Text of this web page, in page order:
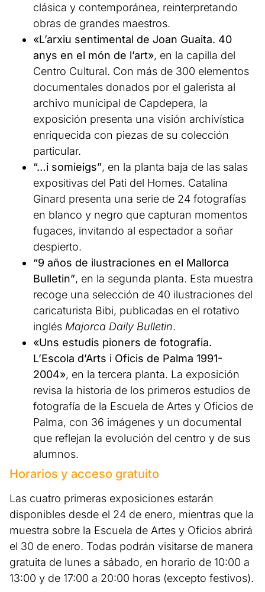
clásica y contemporánea, reinterpretando
obras de grandes maestros.
«L’arxiu sentimental de Joan Guaita. 40
anys en el món de l’art», en la capilla del
Centro Cultural. Con más de 300 elementos
documentales donados por el galerista al
archivo municipal de Capdepera, la
exposición presenta una visión archivística
enriquecida con piezas de su colección
particular.
“…i somieigs”, en la planta baja de las salas
expositivas del Pati del Homes. Catalina
Ginard presenta una serie de 24 fotografías
en blanco y negro que capturan momentos
fugaces, invitando al espectador a soñar
despierto.
“9 años de ilustraciones en el Mallorca
Bulletin”, en la segunda planta. Esta muestra
recoge una selección de 40 ilustraciones del
caricaturista Bibi, publicadas en el rotativo
inglés Majorca Daily Bulletin.
«Uns estudis pioners de fotografia.
L’Escola d’Arts i Oficis de Palma 1991-
2004», en la tercera planta. La exposición
revisa la historia de los primeros estudios de
fotografía de la Escuela de Artes y Oficios de
Palma, con 36 imágenes y un documental
que reflejan la evolución del centro y de sus
alumnos.
Horarios y acceso gratuito
Las cuatro primeras exposiciones estarán
disponibles desde el 24 de enero, mientras que la
muestra sobre la Escuela de Artes y Oficios abrirá
el 30 de enero. Todas podrán visitarse de manera
gratuita de lunes a sábado, en horario de 10:00 a
13:00 y de 17:00 a 20:00 horas (excepto festivos).